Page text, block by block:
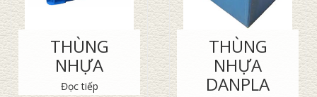
THÙNG
NHỰA
Đọc tiếp
THÙNG
NHỰA
DANPLA